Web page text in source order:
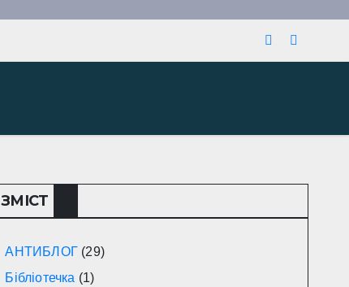
ЗМІСТ
АНТИБЛОГ(29)
Бібліотечка (1)